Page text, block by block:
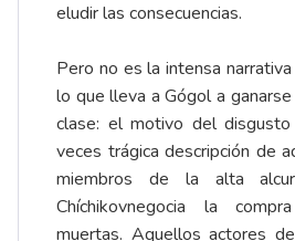
eludir las consecuencias.
Pero no es la intensa
lo que lleva a Gógol a
clase: el motivo del
veces trágica descripción de
miembros de la alta
Chíchikovnegocia la
muertas. Aquellos actores